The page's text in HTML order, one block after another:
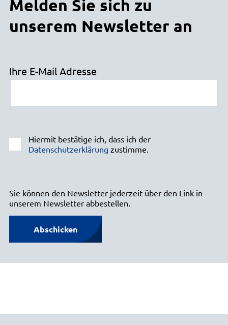
Melden Sie sich zu
unserem Newsletter an
Ihre E-Mail Adresse
Hiermit bestätige ich, dass ich der
Datenschutzerklärung zustimme.
Sie können den Newsletter jederzeit über den Link in
unserem Newsletter abbestellen.
Abschicken